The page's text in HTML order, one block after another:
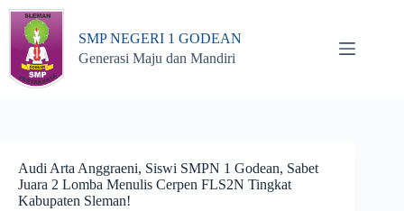
Skip
content
SMP NEGERI 1 GODEAN
Generasi Maju dan Mandiri
Audi Arta Anggraeni, Siswi SMPN 1 Godean, Sabet
Juara 2 Lomba Menulis Cerpen FLS2N Tingkat
Kabupaten Sleman!